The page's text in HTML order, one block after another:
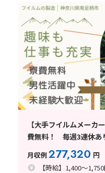
【大手フイルムメーカ
費無料！ 毎週3連休あ
月収例277,320 円
【時給】1,400～